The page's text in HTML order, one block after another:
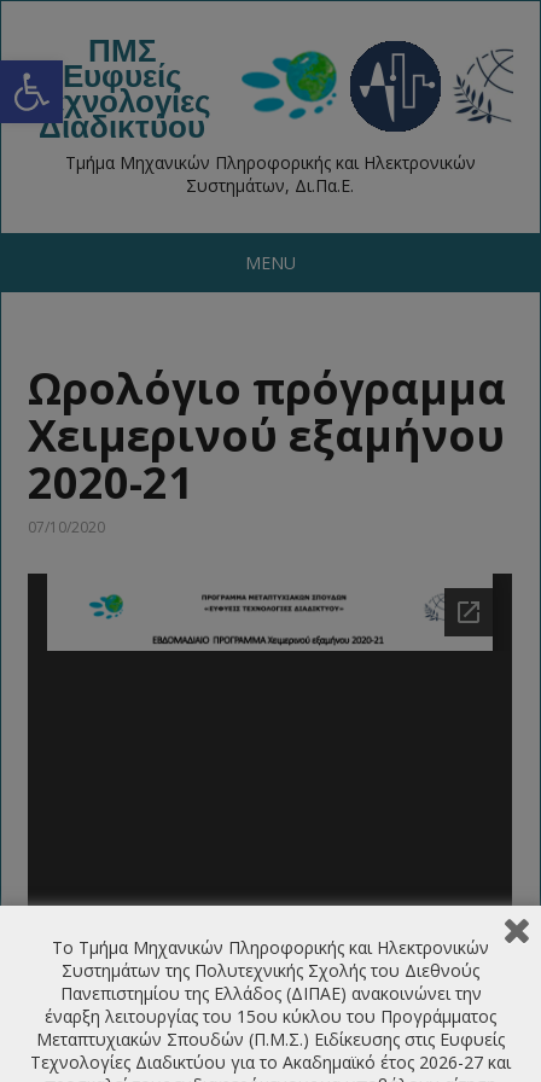
Open toolbar ΠΜΣ
Ευφυείς
Τεχνολογίες
Διαδικτύου
Τμήμα Μηχανικών Πληροφορικής και Ηλεκτρονικών
Συστημάτων, Δι.Πα.Ε.
MENU
Ωρολόγιο πρόγραμμα
Χειμερινού εξαμήνου
2020-21
07/10/2020
Το Τμήμα Μηχανικών Πληροφορικής και Ηλεκτρονικών
Συστημάτων της Πολυτεχνικής Σχολής του Διεθνούς
Πανεπιστημίου της Ελλάδος (ΔΙΠΑΕ) ανακοινώνει την
έναρξη λειτουργίας του 15ου κύκλου του Προγράμματος
Μεταπτυχιακών Σπουδών (Π.Μ.Σ.) Ειδίκευσης στις Ευφυείς
Τεχνολογίες Διαδικτύου για το Ακαδημαϊκό έτος 2026-27 και